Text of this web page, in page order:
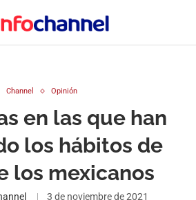
Channel Opinión
en las que han
los hábitos de
los mexicanos
3 de noviembre de 2021